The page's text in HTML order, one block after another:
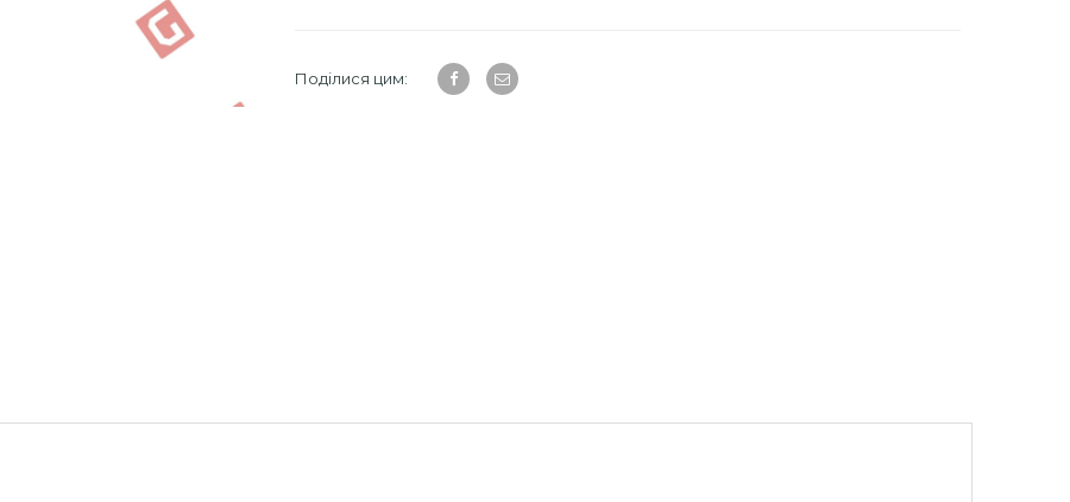
Поділися цим: